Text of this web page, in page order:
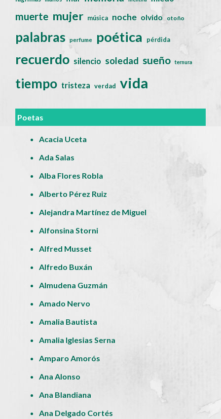
muerte mujer música noche olvido otoño
palabras perfume poética pérdida
recuerdo silencio soledad sueño ternura
tiempo tristeza verdad vida
Poetas
Acacia Uceta
Ada Salas
Alba Flores Robla
Alberto Pérez Ruiz
Alejandra Martínez de Miguel
Alfonsina Storni
Alfred Musset
Alfredo Buxán
Almudena Guzmán
Amado Nervo
Amalia Bautista
Amalia Iglesias Serna
Amparo Amorós
Ana Alonso
Ana Blandiana
Ana Delgado Cortés